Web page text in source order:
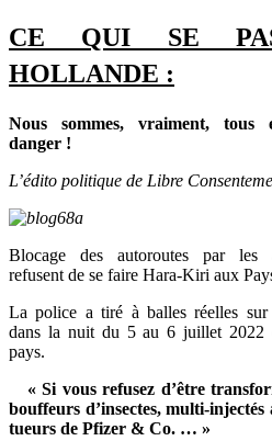
CE QUI SE
HOLLANDE :
Nous sommes, vraiment,
danger !
L’édito politique de Libre
Blocage des autoroutes par les
refusent de se faire Hara-Kiri aux
La police a tiré à balles réelles sur
dans la nuit du 5 au 6 juillet 2022
pays.
« Si vous refusez d’être
bouffeurs d’insectes, multi-
tueurs de Pfizer & Co. … »